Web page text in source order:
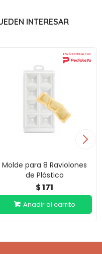
INTERESAR
Molde para 8 Raviolones
de Plástico
$171